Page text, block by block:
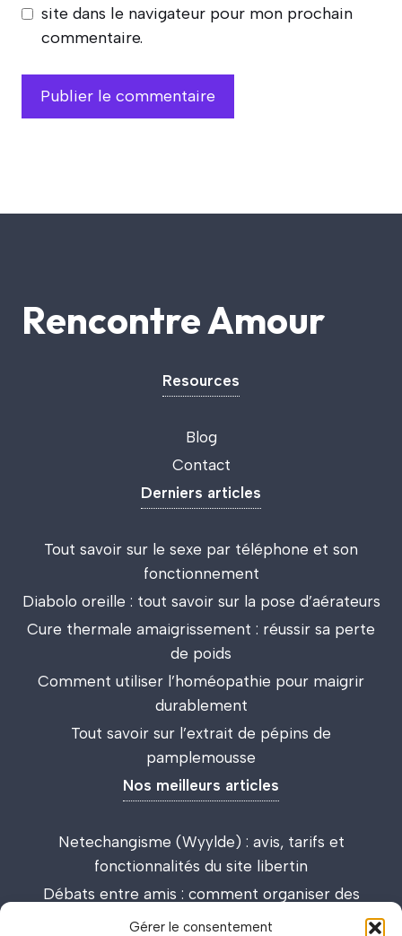
Gérer le consentement
site dans le navigateur pour mon prochain
commentaire.
Rencontre Amour
Resources
Blog
Contact
Derniers articles
Tout savoir sur le sexe par téléphone et son
fonctionnement
Diabolo oreille : tout savoir sur la pose d’aérateurs
Cure thermale amaigrissement : réussir sa perte
de poids
Comment utiliser l’homéopathie pour maigrir
durablement
Tout savoir sur l’extrait de pépins de
pamplemousse
Nos meilleurs articles
Netechangisme (Wyylde) : avis, tarifs et
fonctionnalités du site libertin
Débats entre amis : comment organiser des
discussions passionnantes et enrichissantes